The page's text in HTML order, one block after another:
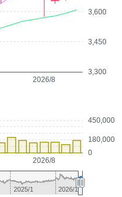
3,300
3,450
3,600
2026/8
0
180,000
450,000
2026/8
2025/1 2026/1